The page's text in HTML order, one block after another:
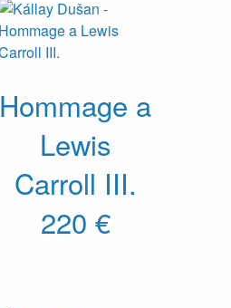
Hommage a
Lewis
Carroll III.
220 €